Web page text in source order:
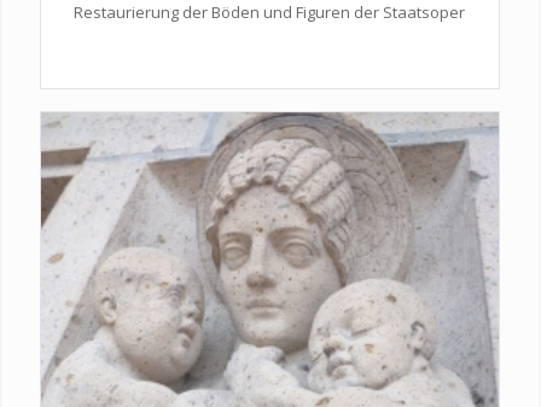
Restaurierung der Böden und Figuren der Staatsoper